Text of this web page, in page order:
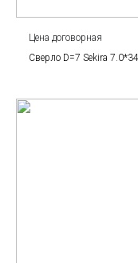
Цена договорная
Сверло D=7 Sekira